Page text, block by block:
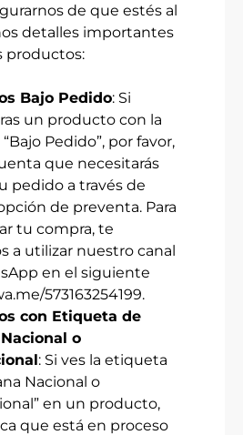
de que estés al
detalles importantes
productos:
Bajo Pedido: Si
un producto con la
Pedido”, por favor,
que necesitarás
pedido a través de
de preventa. Para
tu compra, te
a utilizar nuestro canal
en el siguiente
573163254199.
con Etiqueta de
o
: Si ves la etiqueta
Nacional o
en un producto,
que está en proceso